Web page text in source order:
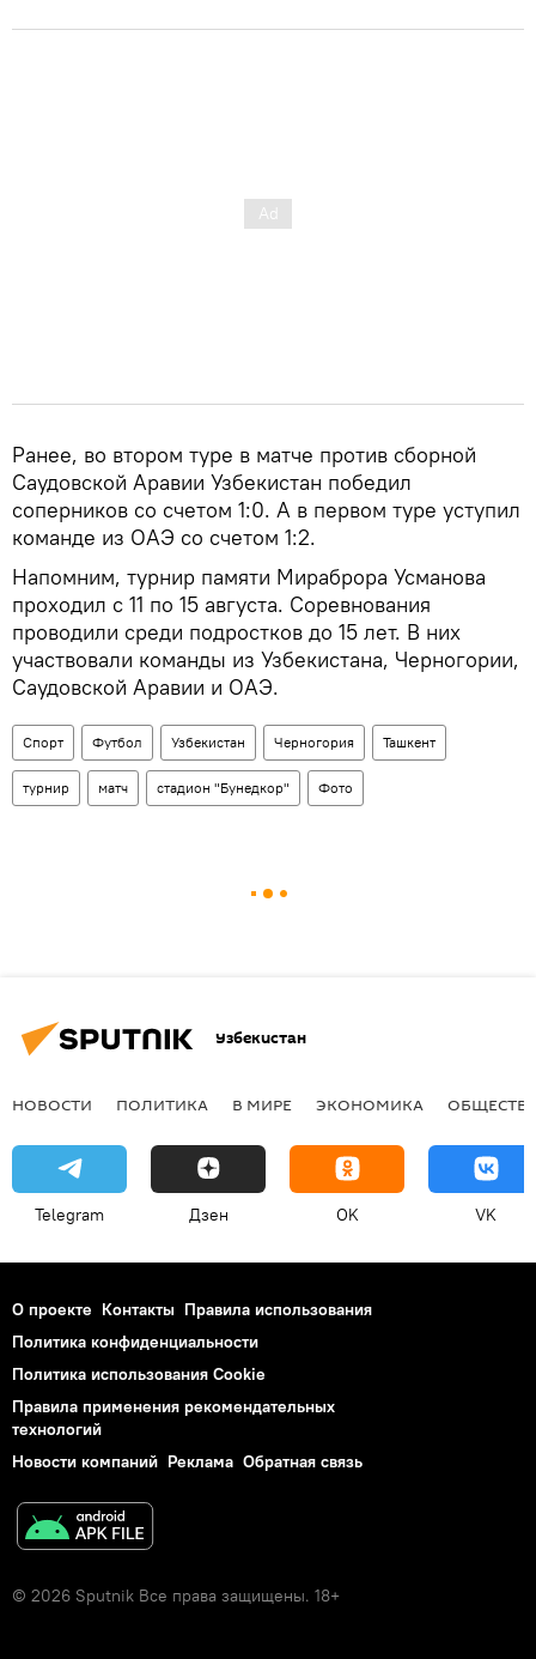
Ранее, во втором туре в матче против сборной
Саудовской Аравии Узбекистан победил
соперников со счетом 1:0. А в первом туре уступил
команде из ОАЭ со счетом 1:2.
Напомним, турнир памяти Мираброра Усманова
проходил с 11 по 15 августа. Соревнования
проводили среди подростков до 15 лет. В них
участвовали команды из Узбекистана, Черногории,
Саудовской Аравии и ОАЭ.
Спорт Футбол Узбекистан Черногория Ташкент
турнир матч стадион "Бунедкор" Фото
Узбекистан
НОВОСТИ ПОЛИТИКА В МИРЕ ЭКОНОМИКА
Telegram Дзен OK VK
О проекте Контакты Правила использования
Политика конфиденциальности
Политика использования Cookie
Правила применения рекомендательных
технологий
Новости компаний Реклама Обратная связь
© 2026 Sputnik Все права защищены. 18+